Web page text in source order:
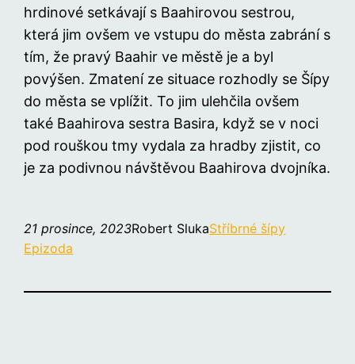
hrdinové setkávají s Baahirovou sestrou,
která jim ovšem ve vstupu do města zabrání s
tím, že pravý Baahir ve městě je a byl
povýšen. Zmatení ze situace rozhodly se Šípy
do města se vplížit. To jim ulehčila ovšem
také Baahirova sestra Basira, když se v noci
pod rouškou tmy vydala za hradby zjistit, co
je za podivnou návštěvou Baahirova dvojníka.
21 prosince, 2023Robert SlukaStříbrné šípy
Epizoda